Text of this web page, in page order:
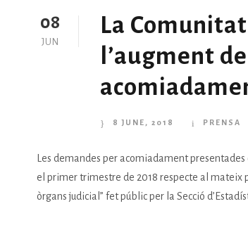
08
JUN
La
l’augment
8 JUNE, 2018 PRENSA
Les demandes per acomiadament
el primer trimestre de 2018 respecte al mateix
òrgans judicial” fet públic per la Secció